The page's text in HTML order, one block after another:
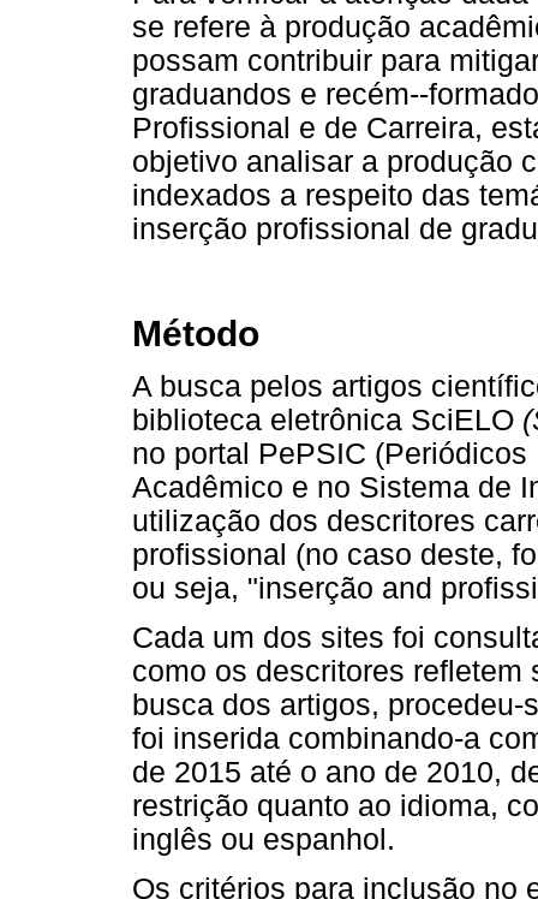
se refere à produção
possam contribuir para
graduandos e recém--
Profissional e de Carreira,
objetivo analisar a produção
indexados a respeito das
inserção profissional de
Método
A busca pelos artigos
biblioteca eletrônica SciELO
no portal PePSIC
Acadêmico e no Sistema de
utilização dos descritores
profissional (no caso deste,
ou seja, "inserção and
Cada um dos sites foi
como os descritores refletem
busca dos artigos,
foi inserida combinando-a
de 2015 até o ano de 2010,
restrição quanto ao idioma,
inglês ou espanhol.
Os critérios para inclusão no